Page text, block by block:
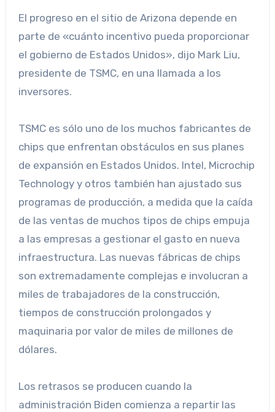
El progreso en el sitio de Arizona depende en
parte de «cuánto incentivo pueda proporcionar
el gobierno de Estados Unidos», dijo Mark Liu,
presidente de TSMC, en una llamada a los
inversores.
TSMC es sólo uno de los muchos fabricantes de
chips que enfrentan obstáculos en sus planes
de expansión en Estados Unidos. Intel, Microchip
Technology y otros también han ajustado sus
programas de producción, a medida que la caída
de las ventas de muchos tipos de chips empuja
a las empresas a gestionar el gasto en nueva
infraestructura. Las nuevas fábricas de chips
son extremadamente complejas e involucran a
miles de trabajadores de la construcción,
tiempos de construcción prolongados y
maquinaria por valor de miles de millones de
dólares.
Los retrasos se producen cuando la
administración Biden comienza a repartir las